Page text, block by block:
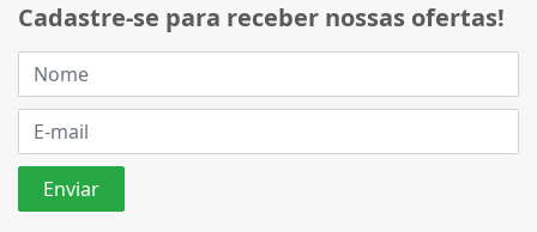
Cadastre-se para receber nossas ofertas!